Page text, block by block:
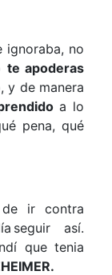
ignoraba, no
te apoderas
y de manera
a lo
pena, qué
ir contra
seguir así.
quetenia